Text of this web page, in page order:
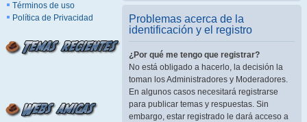
Términos de uso
Política de Privacidad
Problemas acerca de la
identificación y el registro
¿Por qué me tengo que registrar?
No está obligado a hacerlo, la decisión la
toman los Administradores y Moderadores.
En algunos casos necesitará registrarse
para publicar temas y respuestas. Sin
embargo, estar registrado le dará acceso a